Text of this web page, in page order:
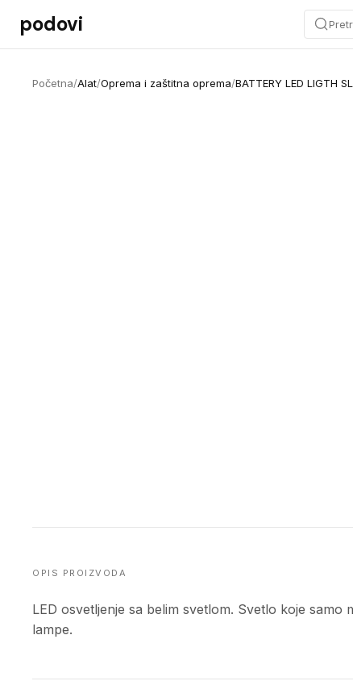
Preskoči na sadržaj
podovi
Početna/Alat/Oprema i zaštitna oprema/BATTERY LED LIGTH
OPIS PROIZVODA
LED osvetljenje sa belim svetlom. Svetlo koje
lampe.